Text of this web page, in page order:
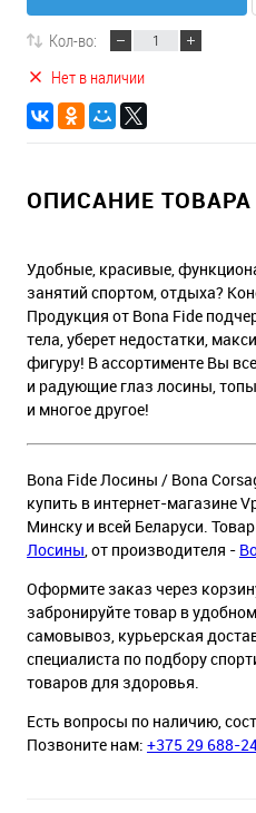
Кол-во:
Нет в наличии
ОПИСАНИЕ ТОВАРА
Удобные, красивые,
занятий спортом, отдыха?
Продукция от Bona Fide
тела, уберет недостатки,
фигуру! В ассортименте Вы
и радующие глаз лосины,
и многое другое!
Bona Fide Лосины / Bona
купить в интернет-магазине
Минску и всей Беларуси.
Лосины, от производителя -
Оформите заказ через
забронируйте товар в
самовывоз, курьерская
специалиста по подбору
товаров для здоровья.
Есть вопросы по наличию,
Позвоните нам: +375 29 688-